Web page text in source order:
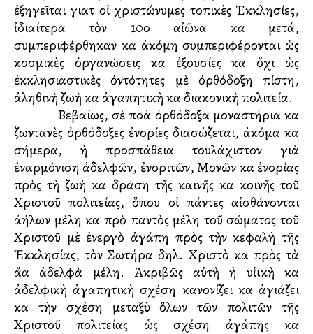
ἐξηγεῖται γιατὶ οἱ χριστώνυμες τοπικὲς Ἐκκλησίες,
ἰδιαίτερα τὸν 10ο αἰῶνα καὶ μετά,
συμπεριφέρθηκαν καὶ ἀκόμη συμπεριφέρονται ὡς
κοσμικὲς ὀργανώσεις καὶ ἐξουσίες καὶ ὄχι ὡς
ἐκκλησιαστικὲς ὀντότητες μὲ ὀρθόδοξη πίστη,
ἀληθινὴ ζωὴ καὶ ἀγαπητικὴ καὶ διακονικὴ πολιτεία.
Βεβαίως, σὲ πολλὰ ὀρθόδοξα μοναστήρια καὶ
ζωντανὲς ὀρθόδοξες ἐνορίες διασώζεται, ἀκόμα καὶ
σήμερα, ἡ προσπάθεια τουλάχιστον γιὰ
ἐναρμόνιση ἀδελφῶν, ἐνοριτῶν, Μονῶν καὶ ἐνορίας
πρὸς τὴ ζωὴ καὶ δράση τῆς καινῆς καὶ κοινῆς τοῦ
Χριστοῦ πολιτείας, ὅπου οἱ πάντες αἰσθάνονται
ἀλλήλων μέλη καὶ πρὸ παντὸς μέλη τοῦ σώματος τοῦ
Χριστοῦ μὲ ἐνεργὸ ἀγάπη πρὸς τὴν κεφαλὴ τῆς
Ἐκκλησίας, τὸν Σωτήρα δηλ. Χριστὸ καὶ πρὸς τὰ
ἄλλα ἀδελφὰ μέλη. Ἀκριβῶς αὐτὴ ἡ υἱϊκὴ καὶ
ἀδελφικὴ ἀγαπητικὴ σχέση κανονίζει καὶ ἁγιάζει
καὶ τὴν σχἐση μεταξὺ ὅλων τῶν πολιτῶν τῆς
Χριστοῦ πολιτείας ὡς σχέση ἀγάπης καὶ